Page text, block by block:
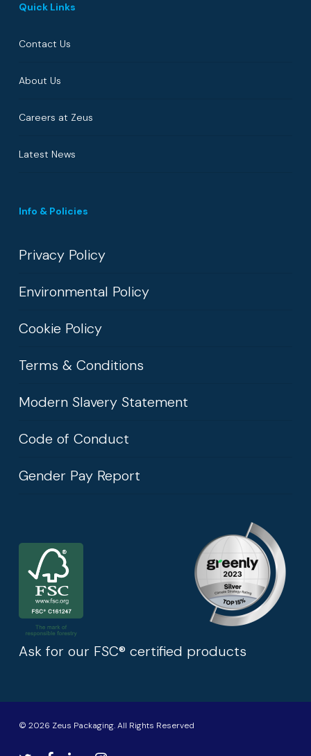
Quick Links
Contact Us
About Us
Careers at Zeus
Latest News
Info & Policies
Privacy Policy
Environmental Policy
Cookie Policy
Terms & Conditions
Modern Slavery Statement
Code of Conduct
Gender Pay Report
Ask for our FSC® certified products
© 2026 Zeus Packaging. All Rights Reserved